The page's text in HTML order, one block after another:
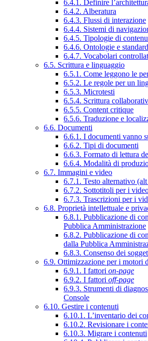
6.4.1. Definire
6.4.2. Alberatura
6.4.3. Flussi di interazione
6.4.4. Sistemi di
6.4.5. Tipologie di
6.4.6. Ontologie e standard
6.4.7. Vocabolari
6.5. Scrittura e linguaggio
6.5.1. Come leggono le
6.5.2. Le regole per un
6.5.3. Microtesti
6.5.4. Scrittura
6.5.5. Content critique
6.5.6. Traduzione e
6.6. Documenti
6.6.1. I documenti vanno
6.6.2. Tipi di documenti
6.6.3. Formato di lettura
6.6.4. Modalità di
6.7. Immagini e video
6.7.1. Testo alternativo
6.7.2. Sottotitoli per i
6.7.3. Trascrizioni per i
6.8. Proprietà intellettuale e
6.8.1. Pubblicazione di
Pubblica Amministrazione
6.8.2. Pubblicazione di
dalla Pubblica
6.8.3. Consenso dei
6.9. Ottimizzazione per i motori
6.9.1. I fattori on-page
6.9.2. I fattori off-page
6.9.3. Strumenti di
Console
6.10. Gestire i contenuti
6.10.1. L’inventario dei
6.10.2. Revisionare i
6.10.3. Migrare i contenuti